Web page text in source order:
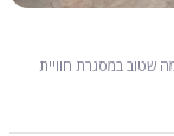
שטוב במסגרת חוויית